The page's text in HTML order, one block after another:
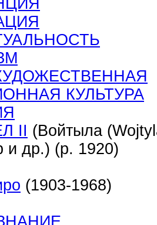
КУЛЬТУРА
II (Войтыла
и др.) (р. 1920)
(1903-1968)